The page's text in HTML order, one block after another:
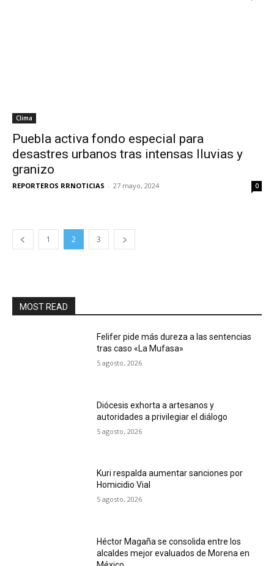
Clima
Puebla activa fondo especial para
desastres urbanos tras intensas lluvias y
granizo
REPORTEROS RRNOTICIAS - 27 mayo, 2024 0
1 2 3
MOST READ
Felifer pide más dureza a las sentencias
tras caso «La Mufasa»
5 agosto, 2026
Diócesis exhorta a artesanos y
autoridades a privilegiar el diálogo
5 agosto, 2026
Kuri respalda aumentar sanciones por
Homicidio Vial
5 agosto, 2026
Héctor Magaña se consolida entre los
alcaldes mejor evaluados de Morena en